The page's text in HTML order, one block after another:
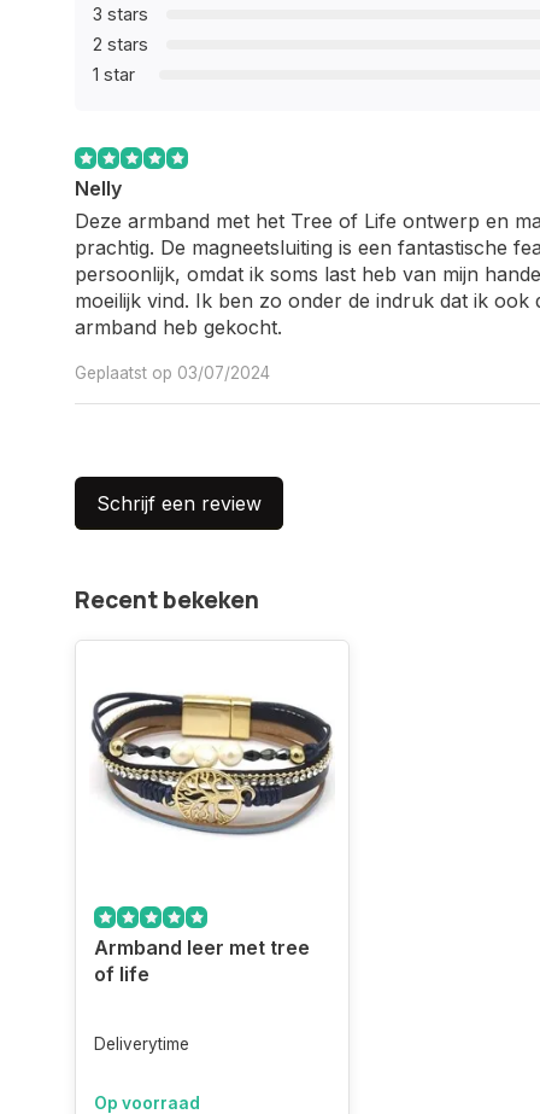
3 stars
2 stars
1 star
Nelly
Deze armband met het Tree of Life ontwerp en
prachtig. De magneetsluiting is een fantastische
persoonlijk, omdat ik soms last heb van mijn
moeilijk vind. Ik ben zo onder de indruk dat ik ook
armband heb gekocht.
Geplaatst op 03/07/2024
Schrijf een review
Recent bekeken
Armband leer met tree
of life
Deliverytime
Op voorraad